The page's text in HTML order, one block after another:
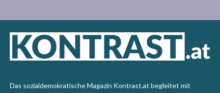
Das sozialdemokratische Magazin Kontrast.at begleitet mit